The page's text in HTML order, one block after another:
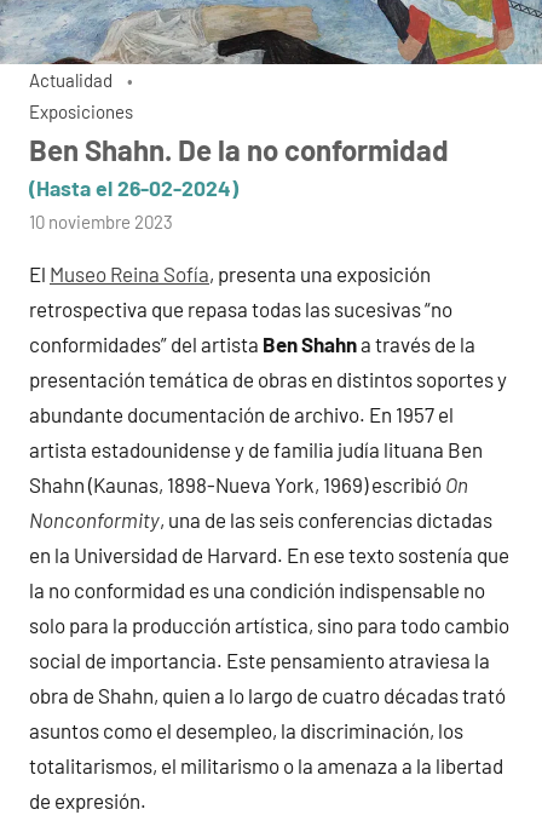
Actualidad
Exposiciones
Ben Shahn. De la no conformidad
(Hasta el 26-02-2024)
por
10 noviembre 2023
El Museo Reina Sofía, presenta una exposición
retrospectiva que repasa todas las sucesivas “no
conformidades” del artista Ben Shahna través de la
presentación temática de obras en distintos soportes y
abundante documentación de archivo. En 1957 el
artista estadounidense y de familia judía lituana Ben
Shahn (Kaunas, 1898-Nueva York, 1969) escribió On
Nonconformity, una de las seis conferencias dictadas
en la Universidad de Harvard. En ese texto sostenía que
la no conformidad es una condición indispensable no
solo para la producción artística, sino para todo cambio
social de importancia. Este pensamiento atraviesa la
obra de Shahn, quien a lo largo de cuatro décadas trató
asuntos como el desempleo, la discriminación, los
totalitarismos, el militarismo o la amenaza a la libertad
de expresión.